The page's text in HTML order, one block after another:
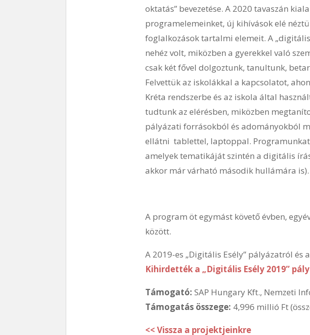
oktatás” bevezetése. A 2020 tavaszán
programelemeinket, új kihívások elé
foglalkozások tartalmi elemeit. A
nehéz volt, miközben a gyerekkel való
csak két fővel dolgoztunk, tanultunk,
Felvettük az iskolákkal a kapcsolatot,
Kréta rendszerbe és az iskola által
tudtunk az elérésben, miközben
pályázati forrásokból és adományokból
ellátni tablettel, laptoppal.
amelyek tematikáját szintén a digitális
akkor már várható második hullámára is).
A program öt egymást követő évben,
között.
A 2019-es „Digitális Esély” pályázatról
Kihirdették a „Digitális Esély 2019”
Támogató: SAP Hungary Kft., Nemzeti
Támogatás összege: 4,996 millió Ft
<< Vissza a projektjeinkre